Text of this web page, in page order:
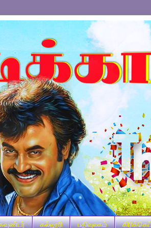
கல்லூரி பதிவுலகம்